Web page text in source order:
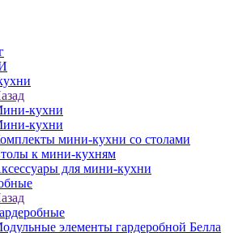
кухни
кухни
мини-кухни со столами
к мини-кухням
для мини-кухни
элементы гардеробной Белла